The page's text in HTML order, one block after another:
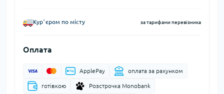
Курʼєром по місту за тарифами перевізника
Оплата
ApplePay оплата за рахунком
готівкою Розстрочка Monobank